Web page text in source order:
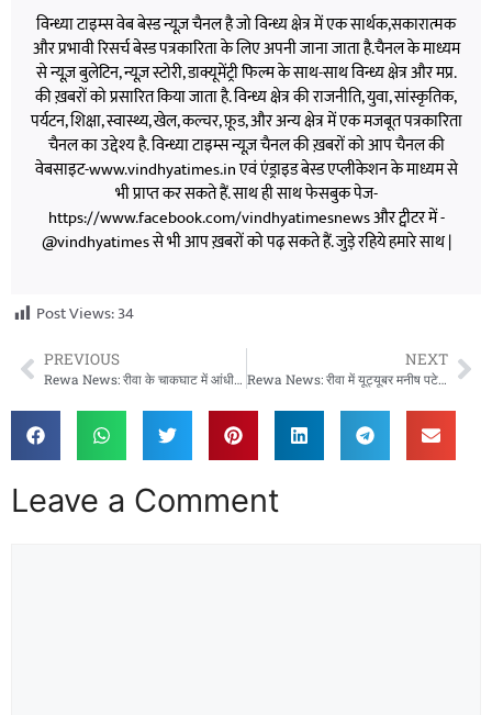
विन्ध्या टाइम्स वेब बेस्ड न्यूज़ चैनल है जो विन्ध्य क्षेत्र में एक सार्थक,सकारात्मक
और प्रभावी रिसर्च बेस्ड पत्रकारिता के लिए अपनी जाना जाता है.चैनल के माध्यम
से न्यूज़ बुलेटिन, न्यूज़ स्टोरी, डाक्यूमेंट्री फिल्म के साथ-साथ विन्ध्य क्षेत्र और मप्र.
की ख़बरों को प्रसारित किया जाता है. विन्ध्य क्षेत्र की राजनीति, युवा, सांस्कृतिक,
पर्यटन, शिक्षा, स्वास्थ्य, खेल, कल्चर, फ़ूड, और अन्य क्षेत्र में एक मजबूत पत्रकारिता
चैनल का उद्देश्य है. विन्ध्या टाइम्स न्यूज़ चैनल की ख़बरों को आप चैनल की
वेबसाइट-www.vindhyatimes.in एवं एंड्राइड बेस्ड एप्लीकेशन के माध्यम से
भी प्राप्त कर सकते हैं. साथ ही साथ फेसबुक पेज-
https://www.facebook.com/vindhyatimesnews और ट्वीटर में -
@vindhyatimes से भी आप ख़बरों को पढ़ सकते हैं. जुड़े रहिये हमारे साथ |
Post Views:34
PREVIOUS
Rewa News: रीवा के चाकघाट में आंधी-तूफान से भारी तबाही, हाईवे पर गिरा विशाल साइन बोर्ड, बिजली व्यवस्था ठप
NEXT
Rewa News: रीवा में यूट्यूबर मनीष पटेल के समर्थन में प्रदर्शन, समर्थकों ने पुलिस कार्रवाई पर उठाए सवाल
Leave a Comment